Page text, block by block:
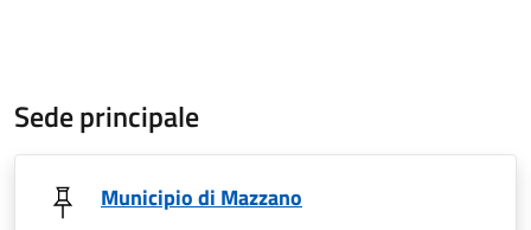
Sede principale
Municipio di Mazzano